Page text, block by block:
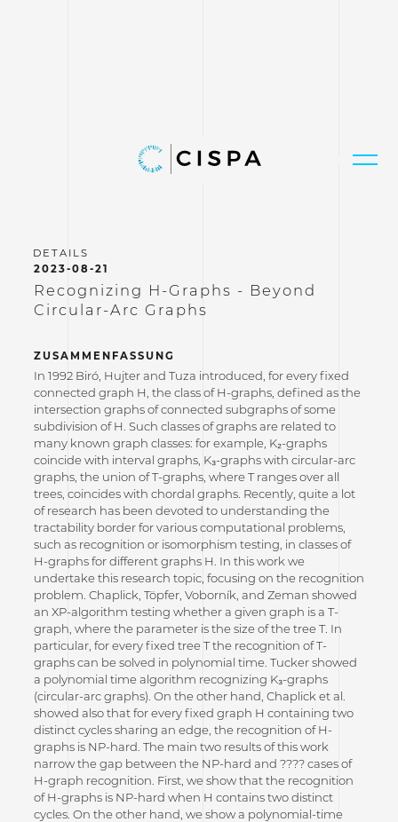
2023-08-21
Recognizing H-Graphs - Beyond
Circular-Arc Graphs
ZUSAMMENFASSUNG
In 1992 Biró, Hujter and Tuza introduced, for every fixed
connected graph H, the class of H-graphs, defined as the
intersection graphs of connected subgraphs of some
subdivision of H. Such classes of graphs are related to
many known graph classes: for example, K₂-graphs
coincide with interval graphs, K₃-graphs with circular-arc
graphs, the union of T-graphs, where T ranges over all
trees, coincides with chordal graphs. Recently, quite a lot
of research has been devoted to understanding the
tractability border for various computational problems,
such as recognition or isomorphism testing, in classes of
H-graphs for different graphs H. In this work we
undertake this research topic, focusing on the recognition
problem. Chaplick, Töpfer, Voborník, and Zeman showed
an XP-algorithm testing whether a given graph is a T-
graph, where the parameter is the size of the tree T. In
particular, for every fixed tree T the recognition of T-
graphs can be solved in polynomial time. Tucker showed
a polynomial time algorithm recognizing K₃-graphs
(circular-arc graphs). On the other hand, Chaplick et al.
showed also that for every fixed graph H containing two
distinct cycles sharing an edge, the recognition of H-
graphs is NP-hard. The main two results of this work
narrow the gap between the NP-hard and ???? cases of
H-graph recognition. First, we show that the recognition
of H-graphs is NP-hard when H contains two distinct
cycles. On the other hand, we show a polynomial-time